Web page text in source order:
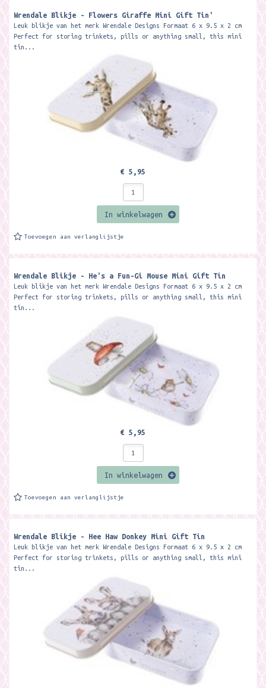
Wrendale Blikje - Flowers Giraffe Mini Gift Tin'
Leuk blikje van het merk Wrendale Designs Formaat 6 x 9.5 x 2 cm
Perfect for storing trinkets, pills or anything small, this mini
tin...
€ 5,95
In winkelwagen
Toevoegen aan verlanglijstje
Wrendale Blikje - He's a Fun-Gi Mouse Mini Gift Tin
Leuk blikje van het merk Wrendale Designs Formaat 6 x 9.5 x 2 cm
Perfect for storing trinkets, pills or anything small, this mini
tin...
€ 5,95
In winkelwagen
Toevoegen aan verlanglijstje
Wrendale Blikje - Hee Haw Donkey Mini Gift Tin
Leuk blikje van het merk Wrendale Designs Formaat 6 x 9.5 x 2 cm
Perfect for storing trinkets, pills or anything small, this mini
tin...